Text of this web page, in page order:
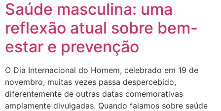
Saúde masculina: uma
reflexão atual sobre bem-
estar e prevenção
O Dia Internacional do Homem, celebrado em 19 de
novembro, muitas vezes passa despercebido,
diferentemente de outras datas comemorativas
amplamente divulgadas. Quando falamos sobre saúde